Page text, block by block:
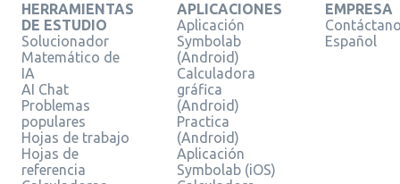
HERRAMIENTAS
DE ESTUDIO
Solucionador
Matemático de
IA
AI Chat
Problemas
populares
Hojas de trabajo
Hojas de
referencia
APLICACIONES
Aplicación
Symbolab
(Android)
Calculadora
gráfica
(Android)
Practica
(Android)
Aplicación
Symbolab (iOS)
EMPRESA
Español